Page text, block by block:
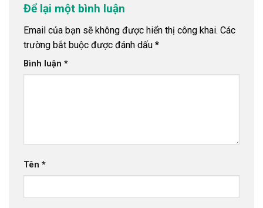
Để lại một bình luận
Email của bạn sẽ không được hiển thị công khai. Các
trường bắt buộc được đánh dấu *
Bình luận *
Tên *